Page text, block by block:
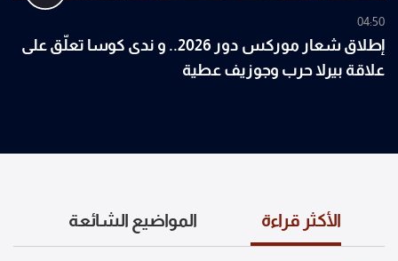
04:50
إطلاق شعار موركس دور 2026.. و ندى كوسا تعلّق على
علاقة بيرلا حرب وجوزيف عطية
الأكثر قراءة المواضيع الشائعة